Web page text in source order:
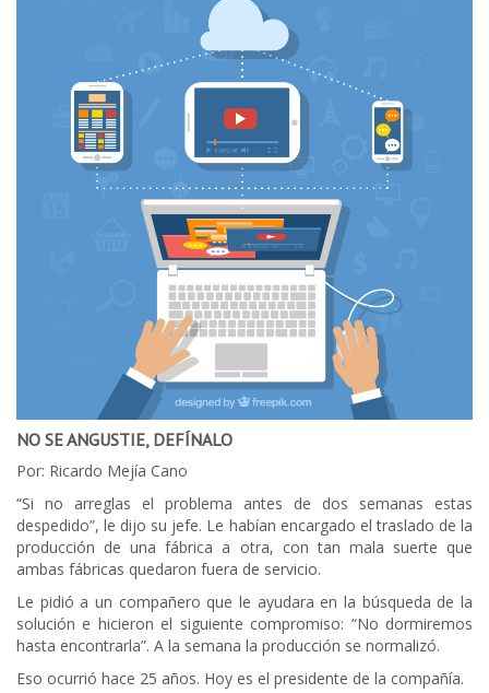
NO SE ANGUSTIE, DEFÍNALO
Por: Ricardo Mejía Cano
“Si no arreglas el problema antes de dos semanas estas
despedido”, le dijo su jefe. Le habían encargado el traslado de la
producción de una fábrica a otra, con tan mala suerte que
ambas fábricas quedaron fuera de servicio.
Le pidió a un compañero que le ayudara en la búsqueda de la
solución e hicieron el siguiente compromiso: “No dormiremos
hasta encontrarla”. A la semana la producción se normalizó.
Eso ocurrió hace 25 años. Hoy es el presidente de la compañía.